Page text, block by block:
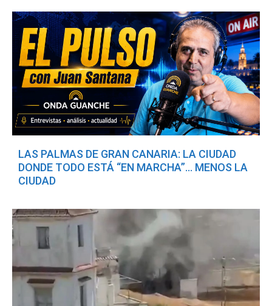
LAS PALMAS DE GRAN CANARIA: LA CIUDAD
DONDE TODO ESTÁ “EN MARCHA”… MENOS LA
CIUDAD